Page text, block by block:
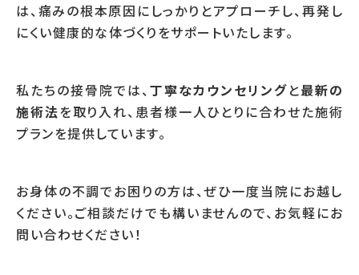
は、痛みの根本原因にしっかりとアプローチし、再発し
にくい健康的な体づくりをサポートいたします。
私たちの接骨院では、丁寧なカウンセリングと最新の
施術法を取り入れ、患者様一人ひとりに合わせた施術
プランを提供しています。
お身体の不調でお困りの方は、ぜひ一度当院にお越し
ください。ご相談だけでも構いませんので、お気軽にお
問い合わせください！